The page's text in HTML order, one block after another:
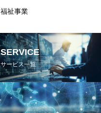
福祉事業
SERVICE
サービス一覧